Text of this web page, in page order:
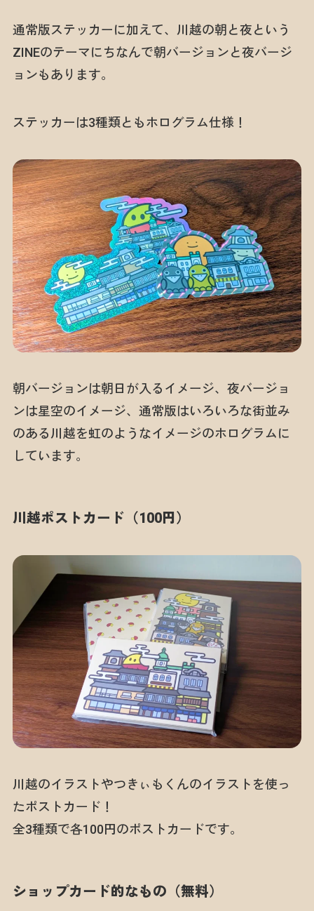
通常版ステッカーに加えて、川越の朝と夜という
ZINEのテーマにちなんで朝バージョンと夜バージ
ョンもあります。
ステッカーは3種類ともホログラム仕様！
朝バージョンは朝日が入るイメージ、夜バージョ
ンは星空のイメージ、通常版はいろいろな街並み
のある川越を虹のようなイメージのホログラムに
しています。
川越ポストカード（100円）
川越のイラストやつきぃもくんのイラストを使っ
たポストカード！
全3種類で各100円のポストカードです。
ショップカード的なもの（無料）